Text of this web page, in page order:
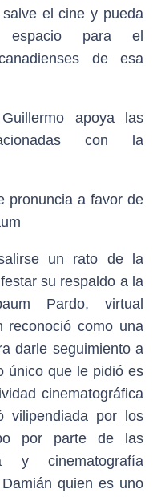
el cine y pueda
espacio para el
de esa
apoya las
con la
pronuncia a favor de
un rato de la
su respaldo a la
Pardo, virtual
reconoció como una
darle seguimiento a
único que le pidió es
cinematográfica
vilipendiada por los
por parte de las
y cinematografía
quien es uno